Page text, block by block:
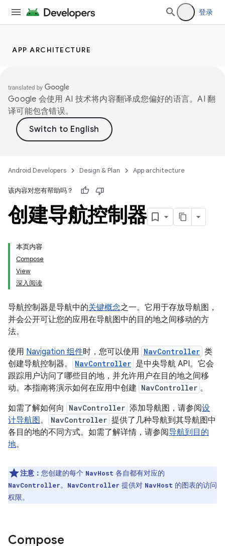
登录
APP ARCHITECTURE
Google 会使用 AI 技术将内容翻译成您偏好的语言。AI 翻
译可能包含错误。
Android Developers Design & Plan App architecture
该内容对您有帮助吗？
创建导航控制器
本页内容
Compose
View
深入阅读
导航控制器是导航中的关键概念之一。它用于存放导航图，
并会公开可让您的应用在导航图中的目的地之间移动的方
法。
使用 Navigation 组件时，您可以使用 NavController 类
创建导航控制器。
NavController 是中央导航 API。它会
跟踪用户访问了哪些目的地，并允许用户在目的地之间移
动。本指南将演示如何在应用中创建 NavController 。
如需了解如何向
NavController 添加导航图，请参阅设
计导航图。 NavController 提供了几种导航到其导航图中
各目的地的不同方式。如需了解详情，请参阅导航到目的
地。
注意： 您创建的每个 NavHost 各自都有对应的
NavController。 NavController 提供对 NavHost 的图表的访问
权限。
Compose